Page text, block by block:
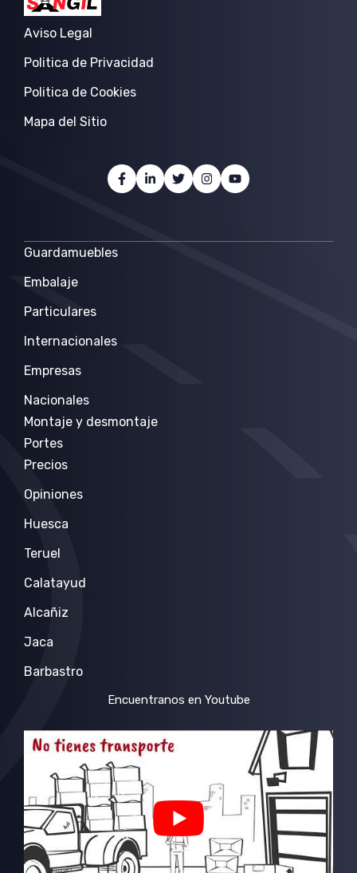
Aviso Legal
Politica de Privacidad
Politica de Cookies
Mapa del Sitio
Guardamuebles
Embalaje
Particulares
Internacionales
Empresas
Nacionales
Montaje y desmontaje
Portes
Precios
Opiniones
Huesca
Teruel
Calatayud
Alcañiz
Jaca
Barbastro
Encuentranos en Youtube